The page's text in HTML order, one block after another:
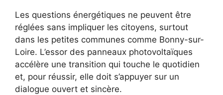
Les questions énergétiques ne peuvent être
réglées sans impliquer les citoyens, surtout
dans les petites communes comme Bonny-sur-
Loire. L’essor des panneaux photovoltaïques
accélère une transition qui touche le quotidien
et, pour réussir, elle doit s’appuyer sur un
dialogue ouvert et sincère.